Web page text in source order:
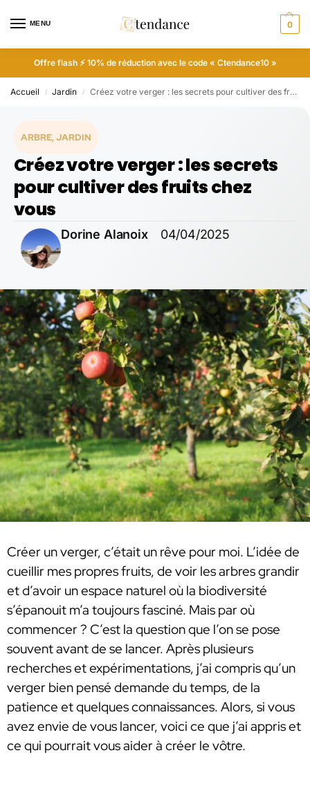
MENU 0
Offre flash ⚡ 10% de réduction avec le code « Ctendance10 »
Accueil / Jardin / Créez votre verger : les secrets pour cultiver des fruits chez vous
ARBRE,JARDIN
Créez votre verger : les secrets
pour cultiver des fruits chez
vous
Dorine Alanoix 04/04/2025
Créer un verger, c’était un rêve pour moi. L’idée de
cueillir mes propres fruits, de voir les arbres grandir
et d’avoir un espace naturel où la biodiversité
s’épanouit m’a toujours fasciné. Mais par où
commencer ? C’est la question que l’on se pose
souvent avant de se lancer. Après plusieurs
recherches et expérimentations, j’ai compris qu’un
verger bien pensé demande du temps, de la
patience et quelques connaissances. Alors, si vous
avez envie de vous lancer, voici ce que j’ai appris et
ce qui pourrait vous aider à créer le vôtre.